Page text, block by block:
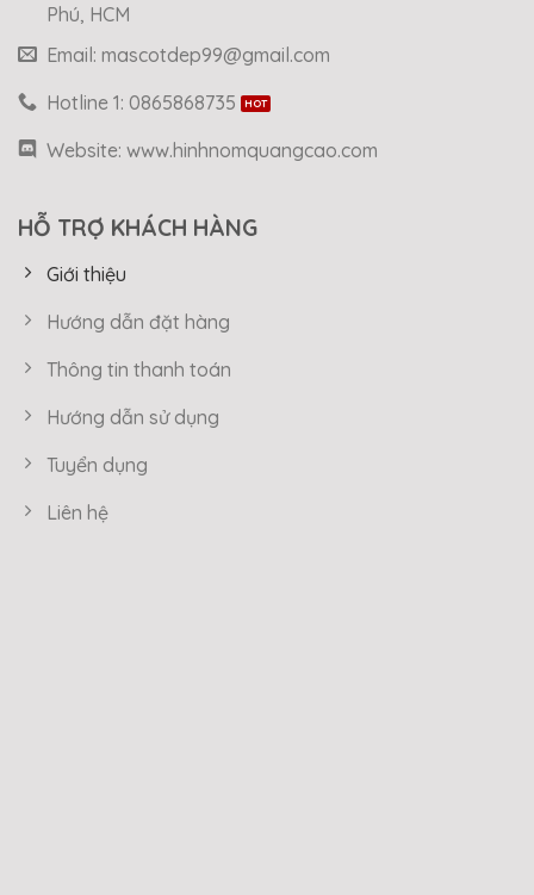
Phú, HCM
Email: mascotdep99@gmail.com
Hotline 1: 0865868735
Website: www.hinhnomquangcao.com
HỖ TRỢ KHÁCH HÀNG
Giới thiệu
Hướng dẫn đặt hàng
Thông tin thanh toán
Hướng dẫn sử dụng
Tuyển dụng
Liên hệ